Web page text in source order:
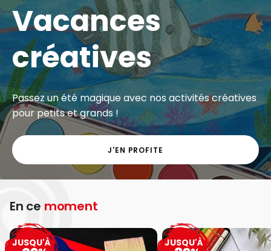
Vacances
créatives
Passez un été magique avec nos activités créatives
pour petits et grands !
J'EN PROFITE
En ce moment
JUSQU'À JUSQU'À